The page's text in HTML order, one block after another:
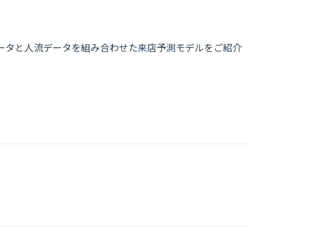
と人流データを組み合わせた来店予測モデルをご紹介